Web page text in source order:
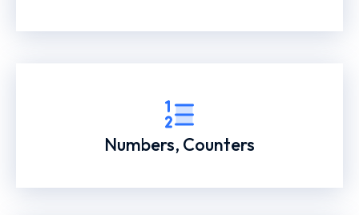
Numbers, Counters